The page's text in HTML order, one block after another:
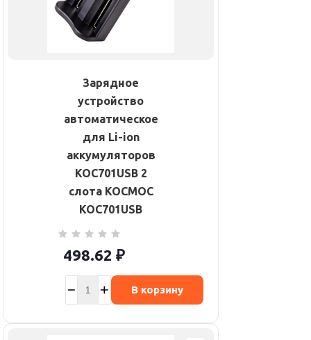
Зарядное
устройство
автоматическое
для Li-ion
аккумуляторов
KOC701USB 2
слота КОСМОС
KOC701USB
498.62 ₽
В корзину